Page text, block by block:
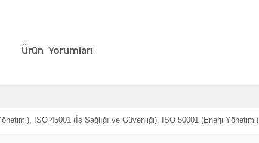
Ürün Yorumları
ISO 45001 (İş Sağlığı ve Güvenliği), ISO 50001 (Enerji Yönetimi)